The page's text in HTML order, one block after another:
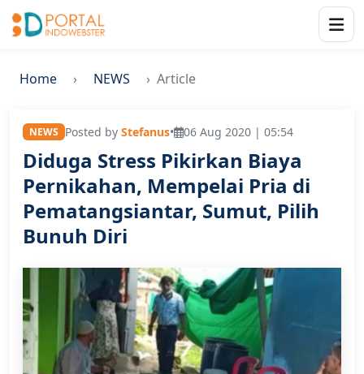
Home NEWS Article
NEWS Posted by Stefanus• 06 Aug 2020 | 05:54
Diduga Stress Pikirkan Biaya
Pernikahan, Mempelai Pria di
Pematangsiantar, Sumut, Pilih
Bunuh Diri